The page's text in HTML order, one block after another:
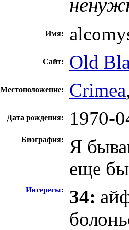
Имя:
Сайт: Old
Местоположение: Crimea
Дата рождения: 1970-
Биография:
Я
еще
Интересы: 34: